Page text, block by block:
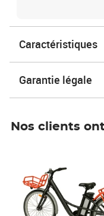
Caractéristiques
Garantie légale
Nos clients